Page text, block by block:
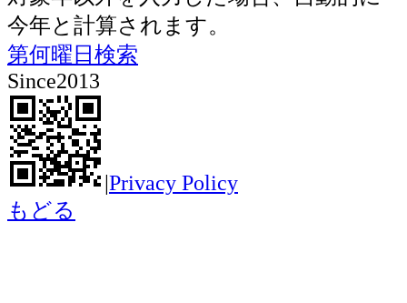
今年と計算されます。
第何曜日検索
Since2013
|Privacy Policy
もどる